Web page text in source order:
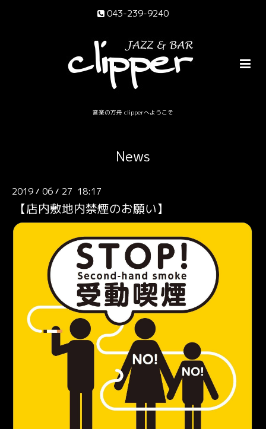
043-239-9240
音楽の方舟 clipperへようこそ
News
2019 / 06 / 27 18:17
【店内敷地内禁煙のお願い】